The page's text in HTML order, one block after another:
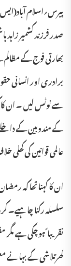
پیرس؍اسلام
صدر فرزند کشمیر
بھارتی فوج کے
برادری اور انسانی
سے نوٹس لیں ۔ ان کا
کے مندوبین کے داخلے
عالمی قوانین کی
ان کا کہنا تھا کہ
سلسلہ رکنا چاہیے۔
تقریبا ً ہوچکی ہے مگر
گھرتلاشی کے بہانے